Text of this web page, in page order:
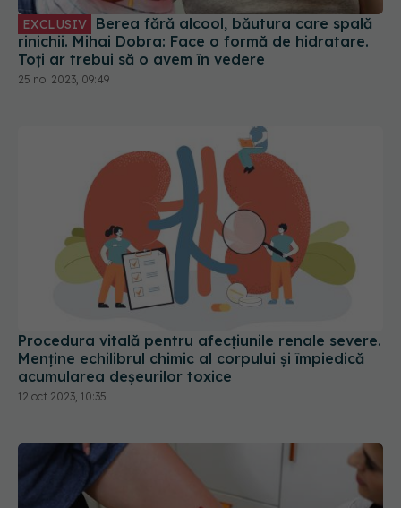
EXCLUSIV
rinichii. Mihai Dobra: Face o formă de hidratare.
Toți ar trebui să o avem în vedere
25 noi 2023, 09:49
Procedura vitală pentru afecțiunile renale severe.
Menține echilibrul chimic al corpului și împiedică
acumularea deșeurilor toxice
12 oct 2023, 10:35